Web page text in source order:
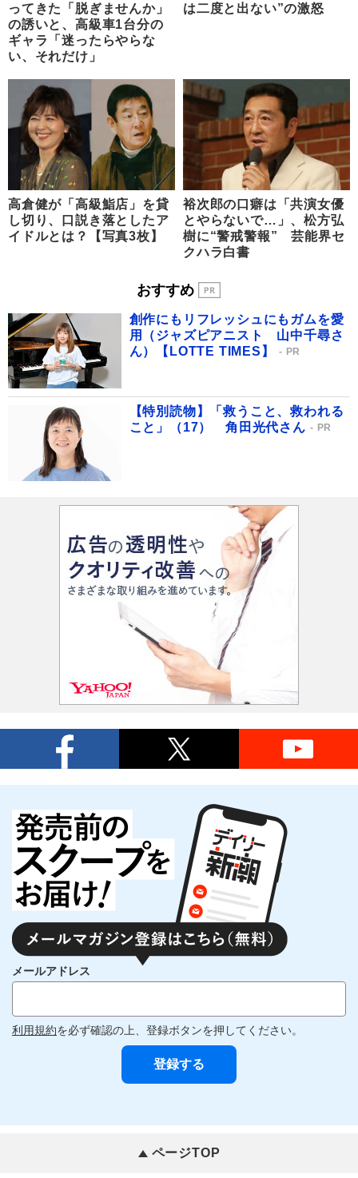
ってきた「脱ぎませんか」
の誘いと、高級車1台分の
ギャラ「迷ったらやらな
い、それだけ」
は二度と出ない”の激怒
高倉健が「高級鮨店」を貸
し切り、口説き落としたア
イドルとは？【写真3枚】
裕次郎の口癖は「共演女優
とやらないで…」、松方弘
樹に“警戒警報” 芸能界セ
クハラ白書
おすすめ
創作にもリフレッシュにもガムを愛
用（ジャズピアニスト 山中千尋さ
ん）【LOTTE TIMES】
PR
【特別読物】「救うこと、救われる
こと」（17） 角田光代さん
PR
メールアドレス
利用規約を必ず確認の上、登録ボタンを押してください。
ページTOP